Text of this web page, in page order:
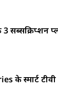
सब्सक्रिप्शन
के स्मार्ट